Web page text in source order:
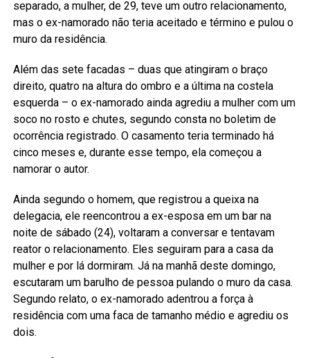
separado, a mulher, de 29, teve um outro relacionamento,
mas o ex-namorado não teria aceitado e término e pulou o
muro da residência.
Além das sete facadas – duas que atingiram o braço
direito, quatro na altura do ombro e a última na costela
esquerda – o ex-namorado ainda agrediu a mulher com um
soco no rosto e chutes, segundo consta no boletim de
ocorrência registrado. O casamento teria terminado há
cinco meses e, durante esse tempo, ela começou a
namorar o autor.
Ainda segundo o homem, que registrou a queixa na
delegacia, ele reencontrou a ex-esposa em um bar na
noite de sábado (24), voltaram a conversar e tentavam
reator o relacionamento. Eles seguiram para a casa da
mulher e por lá dormiram. Já na manhã deste domingo,
escutaram um barulho de pessoa pulando o muro da casa.
Segundo relato, o ex-namorado adentrou a força à
residência com uma faca de tamanho médio e agrediu os
dois.